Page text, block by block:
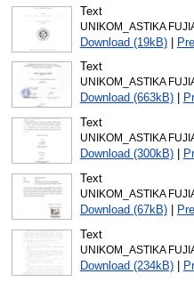
Text
UNIKOM_ASTIKA
Download (19kB)|
Text
UNIKOM_ASTIKA
Download (663kB)|
Text
UNIKOM_ASTIKA
Download (300kB)|
Text
UNIKOM_ASTIKA
Download (67kB)|
Text
UNIKOM_ASTIKA
Download (234kB)|